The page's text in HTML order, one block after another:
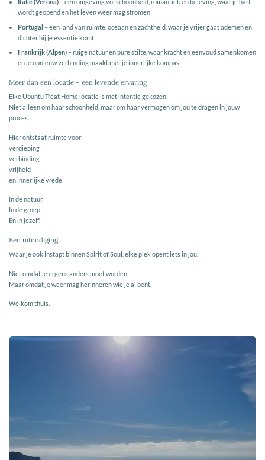
wordt geopend en het leven weer mag stromen
Portugal– een land van ruimte, oceaan en zachtheid, waar je vrijer gaat ademen en
dichter bij je essentie komt
Frankrijk (Alpen)– ruige natuur en pure stilte, waar kracht en eenvoud samenkomen
en je opnieuw verbinding maakt met je innerlijke kompas
Meer dan een locatie – een levende ervaring
Elke Ubuntu Treat Home locatie is met intentie gekozen.
Niet alleen om haar schoonheid, maar om haar vermogen om jou te dragen in jouw
proces.
Hier ontstaat ruimte voor:
verdieping
verbinding
vrijheid
en innerlijke vrede
In de natuur.
In de groep.
En in jezelf.
Een uitnodiging
Waar je ook instapt binnen Spirit of Soul, elke plek opent iets in jou.
Niet omdat je ergens anders moet worden.
Maar omdat je weer mag herinneren wie je al bent.
Welkom thuis.